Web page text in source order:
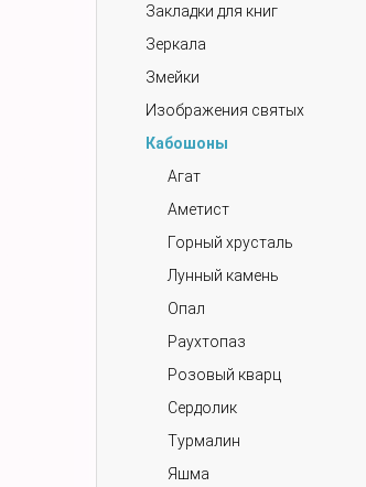
Закладки для книг
Зеркала
Змейки
Изображения святых
Кабошоны
Агат
Аметист
Горный хрусталь
Лунный камень
Опал
Раухтопаз
Розовый кварц
Сердолик
Турмалин
Яшма